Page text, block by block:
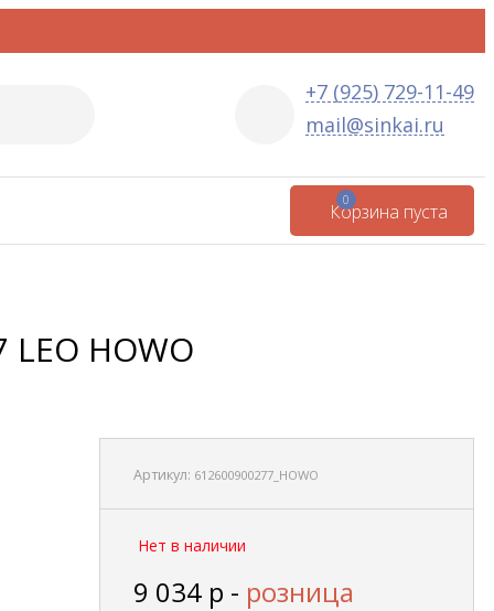
+7 (925) 729-11-49
mail@sinkai.ru
Корзина пуста
0
HOWO
Артикул: 612600900277_HOWO
Нет в наличии
9 034 р - розница